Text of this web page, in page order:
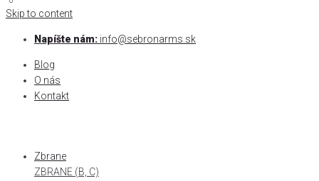
Skip to content
Napíšte nám: info@sebronarms.sk
Blog
O nás
Kontakt
Zbrane
ZBRANE (B, C)